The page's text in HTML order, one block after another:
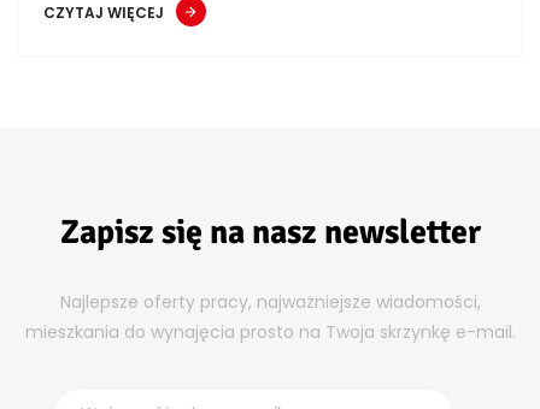
CZYTAJ WIĘCEJ
Zapisz się na nasz newsletter
Najlepsze oferty pracy, najważniejsze wiadomości,
mieszkania do wynajęcia prosto na Twoja skrzynkę e-mail.